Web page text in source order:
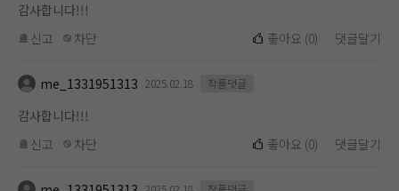
감사합니다!!!
신고
차단 좋아요 (0) 댓글달기
me_1331951313 2025.02.18 작품댓글
감사합니다!!!
신고
차단 좋아요 (0) 댓글달기